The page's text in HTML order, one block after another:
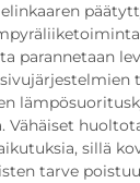
parannetaan
Vähäiset
sillä
tarve